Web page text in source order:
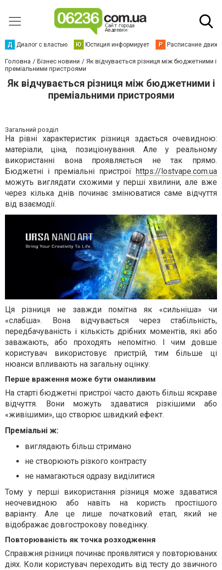
Д Диалог с властью Ю Юстиция информирует Р Расписание
Головна Бізнес новини
Як відчувається різниця між бюджетними і
преміальними пристроями
Як відчувається різниця між бюджетними і
преміальними пристроями
Загальний розділ
На рівні характеристик різниця здається очевидною:
матеріали, ціна, позиціонування. Але у реальному
використанні вона проявляється не так прямо.
Бюджетні і преміальні пристрої https://lostvape.com.ua
можуть виглядати схожими у перші хвилини, але вже
через кілька днів починає змінюватися саме відчуття
від взаємодії.
Ця різниця не завжди помітна як «сильніша» чи
«слабша». Вона відчувається через стабільність,
передбачуваність і кількість дрібних моментів, які або
заважають, або проходять непомітно. І чим довше
користувач використовує пристрій, тим більше ці
нюанси впливають на загальну оцінку.
Перше враження може бути оманливим
На старті бюджетні пристрої часто дають більш яскраве
відчуття. Вони можуть здаватися різкішими або
«живішими», що створює швидкий ефект.
Преміальні ж:
виглядають більш стримано
не створюють різкого контрасту
не намагаються одразу виділитися
Тому у перші використання різниця може здаватися
неочевидною або навіть на користь простішого
варіанту. Але це лише початковий етап, який не
відображає довгострокову поведінку.
Повторюваність як точка розходження
Справжня різниця починає проявлятися у повторюваних
діях. Коли користувач переходить від тесту до звичного